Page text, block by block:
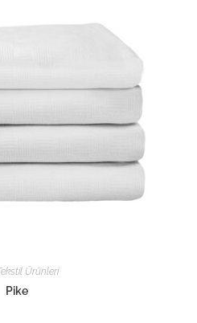
Ürünleri
Pike